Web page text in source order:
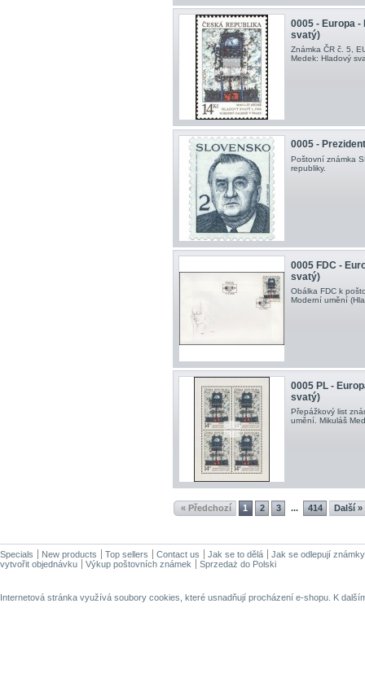
0005 - Europa
svatý)
Známka ČR č. 5,
Medek: Hladový
0005 -
Poštovní známka
republiky.
0005 FDC -
svatý)
Obálka FDC k
Moderní umění
0005 PL -
svatý)
Přepážkový list
umění. Mikuláš
« Předchozí 1 2 3 ... 414 Další »
Specials New products Top sellers Contact us Jak se to dělá
Jak se odlepují známky
vytvořit objednávku
Výkup poštovních známek Sprzedaż do Polski
Internetová stránka využívá soubory cookies, které usnadňují procházení e-shopu. K